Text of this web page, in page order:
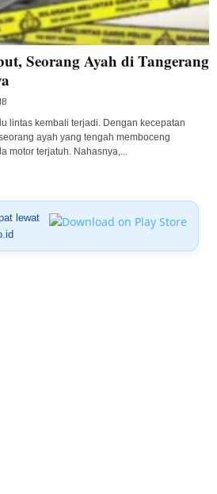
Seorang Ayah di Tangerang
lintas kembali terjadi. Dengan kecepatan
ayah yang tengah memboceng
motor terjatuh. Nahasnya,...
lewat